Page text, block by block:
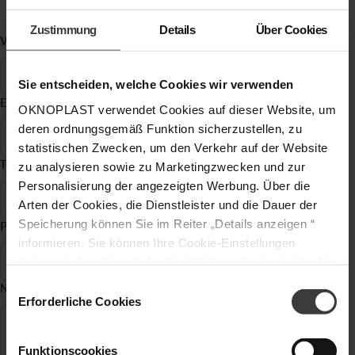
Zustimmung Details Über Cookies
Sie entscheiden, welche Cookies wir verwenden
OKNOPLAST verwendet Cookies auf dieser Website, um
deren ordnungsgemäß Funktion sicherzustellen, zu
statistischen Zwecken, um den Verkehr auf der Website
zu analysieren sowie zu Marketingzwecken und zur
Personalisierung der angezeigten Werbung. Über die
Arten der Cookies, die Dienstleister und die Dauer der
Speicherung können Sie im Reiter „Details anzeigen “
informieren. Sie können Ihre Cookie-Einstellungen
personenbezogenen Daten ist die Gesellschaft Oknoplast
sp. z o.o. Weitere Informationen über personenbezogene
Erforderliche Cookies
Funktionscookies
Vorname, Name
E-Mail Adresse *
Telefon*
Postleitzahl*
Nachricht